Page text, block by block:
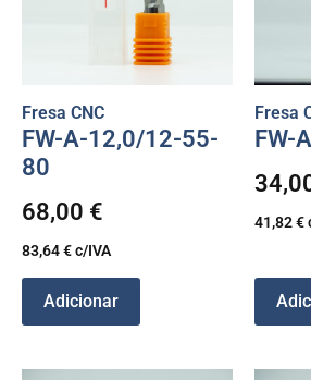
Fresa CNC
FW-A-12,0/12-55-
80
68,00 €
83,64€c/IVA
Adicionar
Fresa
FW-
41,82€